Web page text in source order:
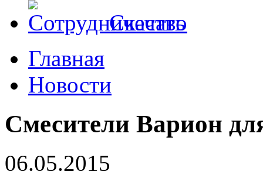
Скачать
Главная
Новости
Смесители Варион
06.05.2015